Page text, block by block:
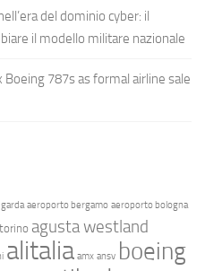
del dominio cyber: il
il modello militare nazionale
787s as formal airline sale
aeroporto bergamo aeroporto bologna
agusta westland
alitalia amx ansv boeing